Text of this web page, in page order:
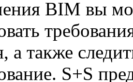
BIM вы
а также
S+S